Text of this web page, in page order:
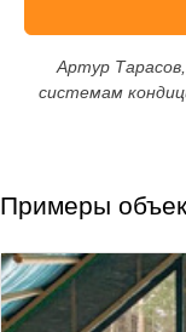
Артур
системам
Примеры